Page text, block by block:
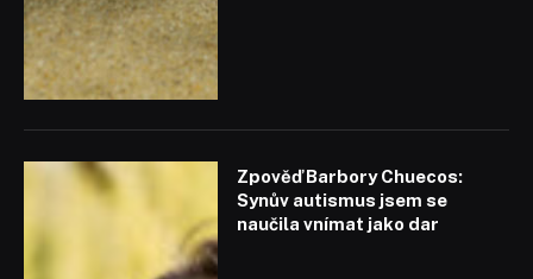
Zpověď Barbory Chuecos:
Synův autismus jsem se
naučila vnímat jako dar